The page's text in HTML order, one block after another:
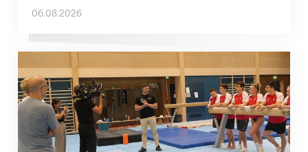
06.08.2026
Mit klaren Zielen nach Zagreb